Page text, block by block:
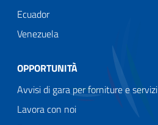
Ecuador
Venezuela
OPPORTUNITÀ
Avvisi di gara per forniture e servizi
Lavora con noi